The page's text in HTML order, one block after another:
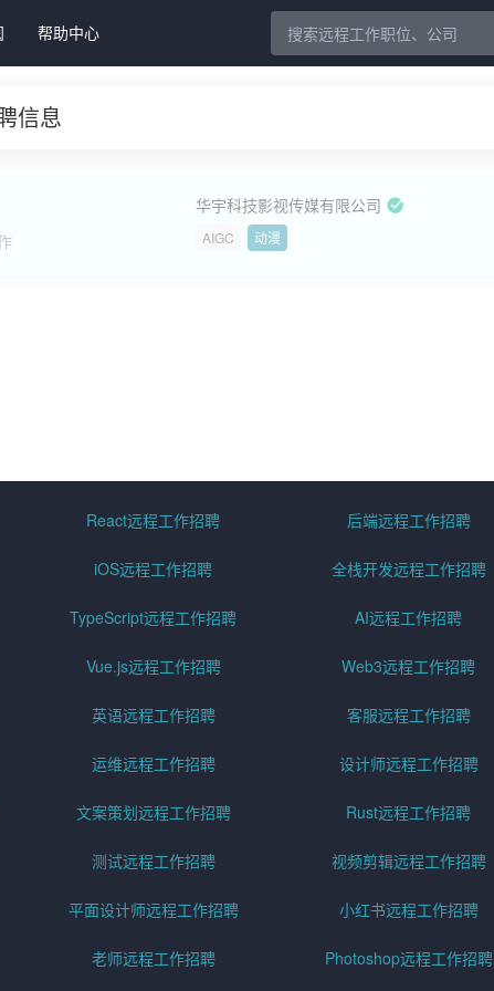
帮助中心
信息
华宇科技影视传媒有限公司
AIGC 动漫
React远程工作招聘 后端远程工作招聘
iOS远程工作招聘 全栈开发远程工作招聘
TypeScript远程工作招聘 AI远程工作招聘
Vue.js远程工作招聘 Web3远程工作招聘
英语远程工作招聘 客服远程工作招聘
运维远程工作招聘 设计师远程工作招聘
文案策划远程工作招聘 Rust远程工作招聘
测试远程工作招聘 视频剪辑远程工作招聘
平面设计师远程工作招聘 小红书远程工作招聘
老师远程工作招聘 Photoshop远程工作招聘